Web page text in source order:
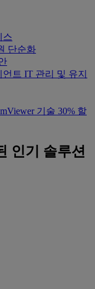
스
단순화
언트 IT 관리 및 유지
기술 30% 할
인기 솔루션